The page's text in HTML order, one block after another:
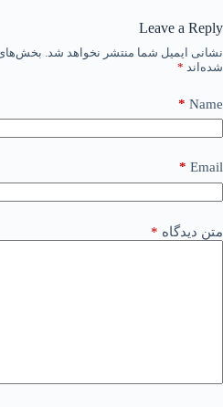
Leave a Reply
نشانی ایمیل شما منتشر نخواهد شد. بخش‌های
شده‌اند *
Name
*
Email
*
متن دیدگاه *